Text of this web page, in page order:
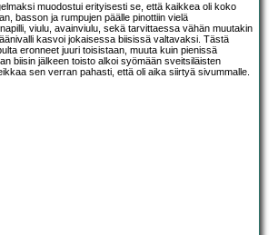
muodostui erityisesti se, että kaikkea oli koko
basson ja rumpujen päälle pinottiin vielä
viulu, avainviulu, sekä tarvittaessa vähän muutakin
kasvoi jokaisessa biisissä valtavaksi. Tästä
eronneet juuri toisistaan, muuta kuin pienissä
biisin jälkeen toisto alkoi syömään sveitsiläisten
sen verran pahasti, että oli aika siirtyä sivummalle.